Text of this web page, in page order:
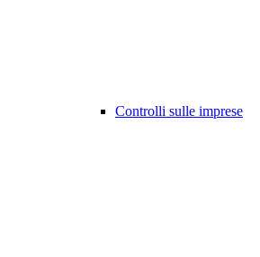
Controlli sulle imprese